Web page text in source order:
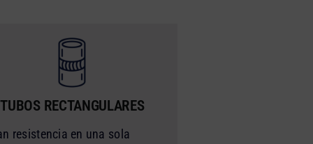
TUBOS RECTANGULARES
resistencia en una sola